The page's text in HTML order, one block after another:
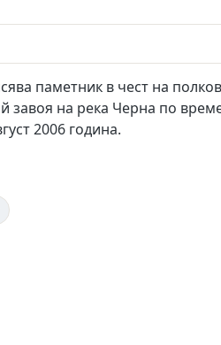
паметник в чест на
завоя на река Черна по
2006 година.